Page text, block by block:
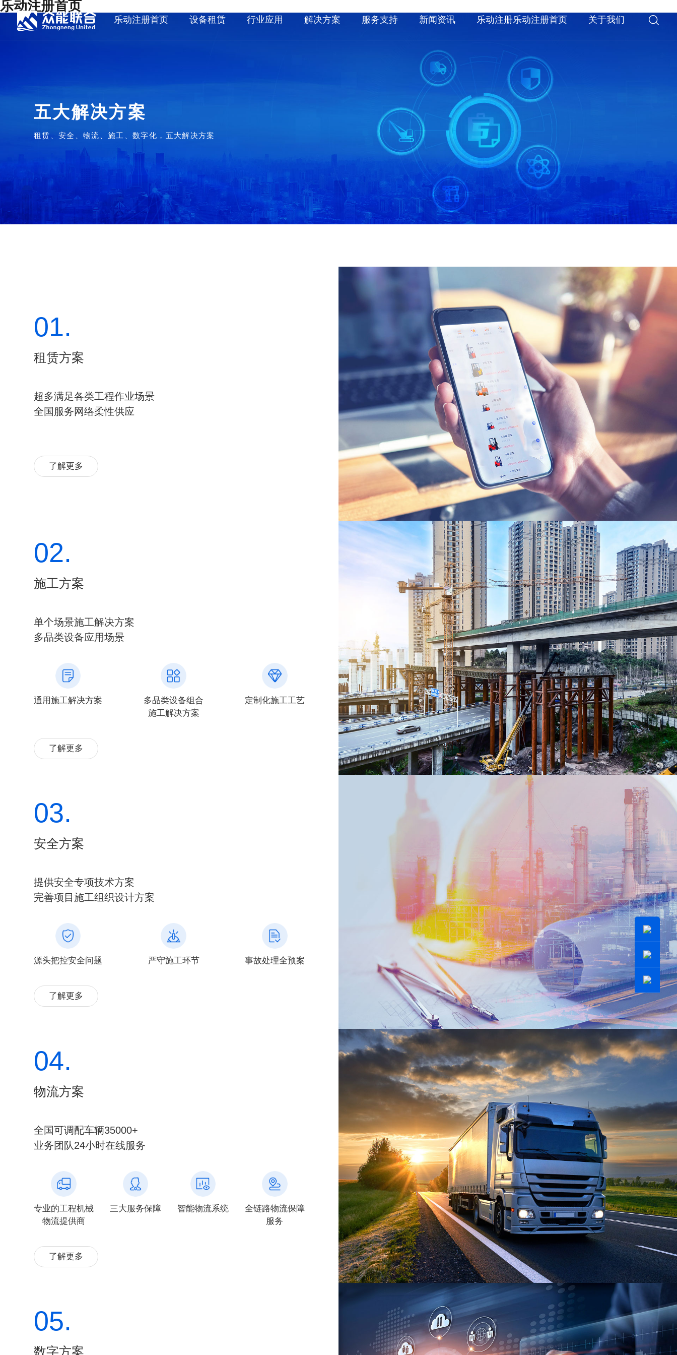
乐动注册首页
乐动注册首页 设备租赁 行业应用 解决方案 服务支持 新闻资讯 乐动注册乐动注册首页 关于我们
五大解决方案
租赁、安全、物流、施工、数字化，五大解决方案
01.
租赁方案
超多满足各类工程作业场景
全国服务网络柔性供应
了解更多
02.
施工方案
单个场景施工解决方案
多品类设备应用场景
通用施工解决方案
多品类设备组合
施工解决方案
定制化施工工艺
了解更多
03.
安全方案
提供安全专项技术方案
完善项目施工组织设计方案
源头把控安全问题 严守施工环节 事故处理全预案
了解更多
04.
物流方案
全国可调配车辆35000+
业务团队24小时在线服务
专业的工程机械
物流提供商
三大服务保障 智能物流系统
全链路物流保障
服务
了解更多
05.
数字方案